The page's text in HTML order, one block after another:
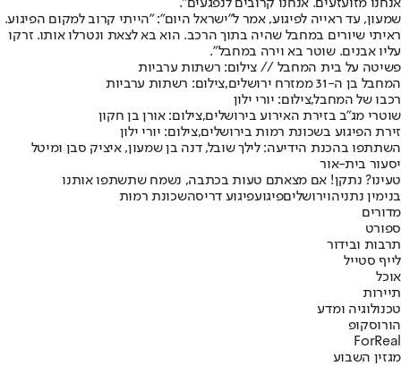
אנחנו מזועזעים. אנחנו קרובים לנפגעים".
שמעון, עד ראייה לפיגוע, אמר ל"ישראל היום": "הייתי קרוב למקום הפיגוע.
ראיתי שיורים במחבל שהיה בתוך הרכב. הוא בא לצאת ונטרלו אותו. זרקו
עליו אבנים. שוטר בא וירה במחבל".
פשיטה על בית המחבל // צילום: רשתות ערביות
המחבל בן ה-31 ממזרח ירושלים,צילום: רשתות ערביות
רכבו של המחבל,צילום: יורי ילון
שוטרי מג"ב בזירת האירוע בירושלים,צילום: אורן בן חקון
זירת הפיגוע בשכונת רמות בירושלים,צילום: יורי ילון
השתתפו בהכנת הידיעה: לילך שובל, דנה בן שמעון, איציק סבן ומיטל
יסעור בית-אור
טעינו? נתקן! אם מצאתם טעות בכתבה, נשמח שתשתפו אותנו
בנימין נתניהוירושליםפיגועפיגוע דריסהשכונת רמות
מדורים
ספורט
תרבות ובידור
לייף סטייל
אוכל
תיירות
טכנולוגיה ומדע
הורוסקופ
ForReal
מגזין השבוע